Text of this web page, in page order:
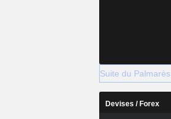
Suite du Palmarès
Devises / Forex